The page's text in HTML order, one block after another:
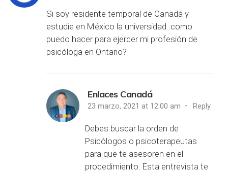
Si soy residente temporal de Canadá y
estudie en México la universidad .como
puedo hacer para ejercer mi profesión de
psicóloga en Ontario?
Enlaces Canadá
23 marzo, 2021 at 12:00 am - Reply
Debes buscar la orden de
Psicólogos o psicoterapeutas
para que te asesoren en el
procedimiento. Esta entrevista te